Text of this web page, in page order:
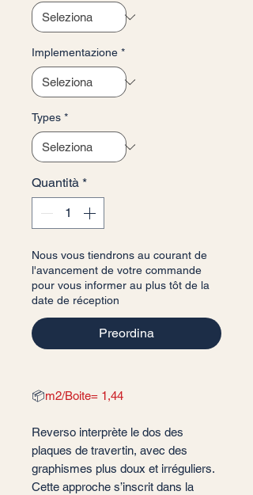
Implementazione *
Types *
Quantità *
Nous vous tiendrons au courant de
l'avancement de votre commande
pour vous informer au plus tôt de la
date de réception
Preordina
📦m2/Boite= 1,44
Reverso interprète le dos des
plaques de travertin, avec des
graphismes plus doux et irréguliers.
Cette approche s’inscrit dans la